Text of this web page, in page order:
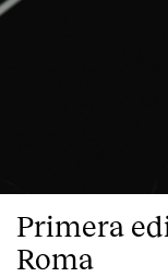
Primera
Roma